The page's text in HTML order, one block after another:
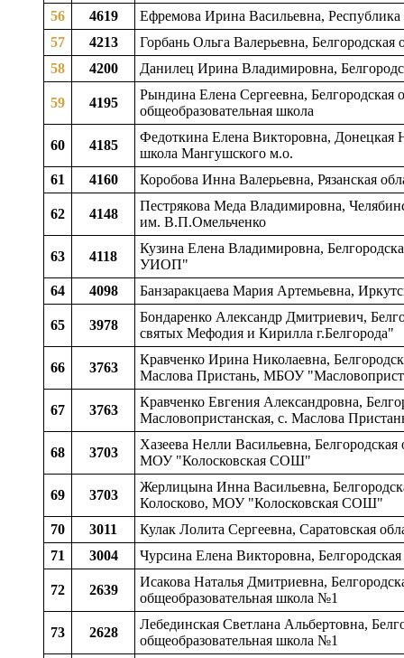
56 4619
Ефремова Ирина Васильевна,
57
4213
Горбань Ольга Валерьевна,
58
4200 Данилец Ирина Владимировна,
59 4195
Рындина Елена Сергеевна, Белгородская
общеобразовательная школа
60 4185
Федоткина Елена Викторовна, Донецкая
школа Мангушского м.о.
61
4160 Коробова Инна Валерьевна, Рязанская
62 4148
Пестрякова Меда Владимировна,
им. В.П.Омельченко
63 4118
Кузина Елена Владимировна,
УИОП"
64
4098 Банзаракцаева Мария Артемьевна,
65 3978
Бондаренко Александр Дмитриевич,
святых Мефодия и Кирилла г.Белгорода"
66 3763
Кравченко Ирина Николаевна,
Маслова Пристань, МБОУ
67 3763
Кравченко Евгения Александровна,
Масловопристанская, c. Маслова
68 3703
Хазеева Нелли Васильевна,
МОУ "Колосковская СОШ"
69 3703
Жерлицына Инна Васильевна,
Колосково, МОУ "Колосковская СОШ"
70
3011
Кулак Лолита Сергеевна, Саратовская
71
3004 Чурсина Елена Викторовна,
72 2639
Исакова Наталья Дмитриевна,
общеобразовательная школа №1
73 2628
Лебединская Светлана Альбертовна,
общеобразовательная школа №1